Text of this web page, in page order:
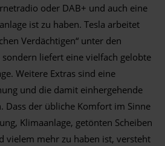
oder DAB+ und auch eine
ist zu haben. Tesla arbeitet
Verdächtigen“ unter den
liefert eine vielfach gelobte
Weitere Extras sind eine
und die damit einhergehende
Dass der übliche Komfort im Sinne
Klimaanlage, getönten Scheiben
vielem mehr zu haben ist, versteht